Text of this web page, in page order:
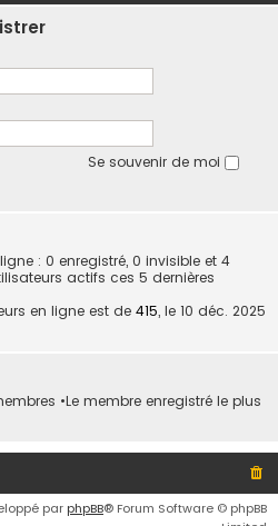
Se souvenir de moi
: 0 enregistré, 0 invisible et 4
actifs ces 5 dernières
en ligne est de 415, le 10 déc. 2025
•Le membre enregistré le plus
par phpBB® Forum Software © phpBB